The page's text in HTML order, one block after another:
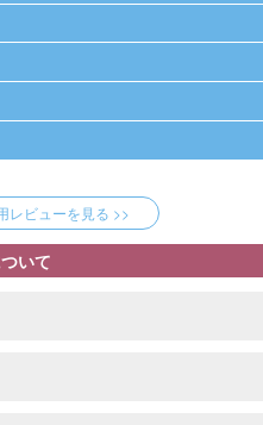
レビューを見る >>
いて